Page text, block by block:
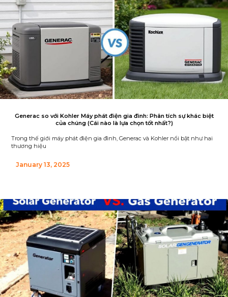
Generac so với Kohler Máy phát điện gia đình: Phân tích sự khác biệt
của chúng (Cái nào là lựa chọn tốt nhất?)
Trong thế giới máy phát điện gia đình, Generac và Kohler nổi bật như hai
thương hiệu
January 13, 2025